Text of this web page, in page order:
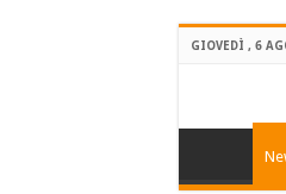
GIOVEDÌ , 6